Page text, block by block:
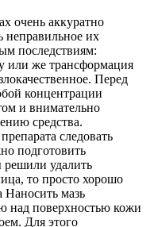
очень аккуратно
неправильное их
последствиям:
или же трансформация
Перед
концентрации
и внимательно
средства.
следовать
подготовить
удалить
то просто хорошо
Наносить мазь
над поверхностью кожи
Для этого